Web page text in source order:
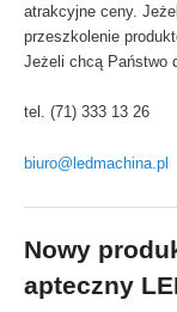
atrakcyjne ceny.
przeszkolenie
Jeżeli chcą Państwo
tel. (71) 333 13 26
biuro@ledmachina.pl
Nowy
apteczny